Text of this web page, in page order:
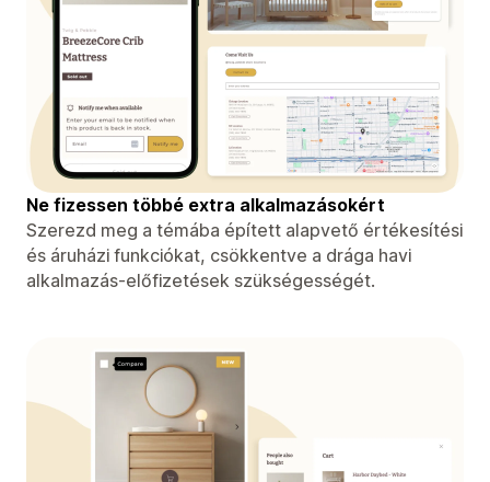
Ne fizessen többé extra alkalmazásokért
Szerezd meg a témába épített alapvető értékesítési
és áruházi funkciókat, csökkentve a drága havi
alkalmazás-előfizetések szükségességét.